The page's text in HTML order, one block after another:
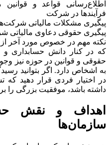
اطلاع‌رسانی قواعد و
فرآیندها در شرکت
پیگیری مشکلات مالیاتی
پیگیری حقوقی دعاوی مالیاتی
نکته مهم در خصوص مورد آخر
که در کنار دانش حسابداری و
حقوقی و قوانین در حوزه نیز
به اشخاص دارد. اگر بتوانید
در اختیار فردی قرار دهید
داشته باشد، موفقیت بزرگی را
اهداف و نقش
سازمان‌ها